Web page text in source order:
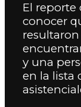
El reporte
conocer
resultaron
y una
en la lista